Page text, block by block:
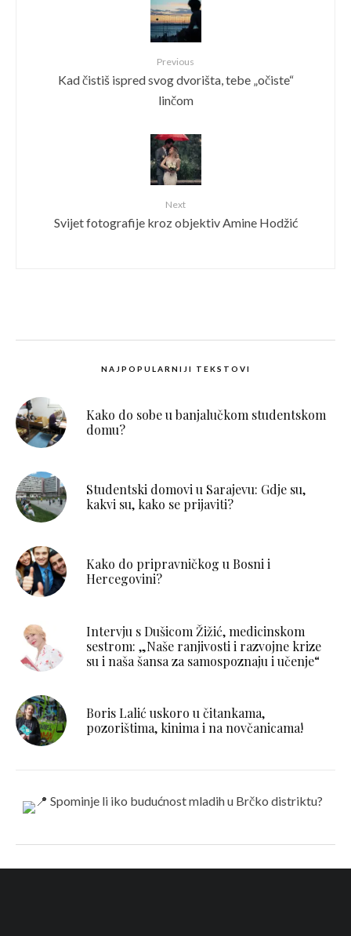
Previous
Kad čistiš ispred svog dvorišta, tebe „očiste“
linčom
Next
Svijet fotografije kroz objektiv Amine Hodžić
NAJPOPULARNIJI TEKSTOVI
Kako do sobe u banjalučkom studentskom
domu?
Studentski domovi u Sarajevu: Gdje su,
kakvi su, kako se prijaviti?
Kako do pripravničkog u Bosni i
Hercegovini?
Intervju s Dušicom Žižić, medicinskom
sestrom: „Naše ranjivosti i razvojne krize
su i naša šansa za samospoznaju i učenje“
Boris Lalić uskoro u čitankama,
pozorištima, kinima i na novčanicama!